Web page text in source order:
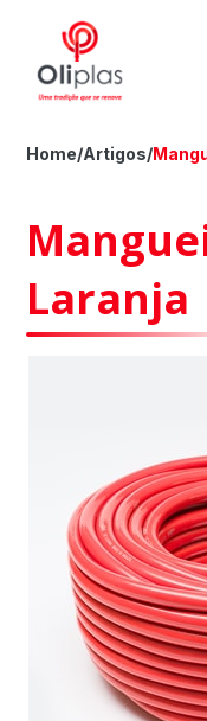
Home/Artigos/
Laranja